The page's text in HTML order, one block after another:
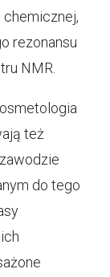
chemicznej,
rezonansu
NMR.
też
do tego